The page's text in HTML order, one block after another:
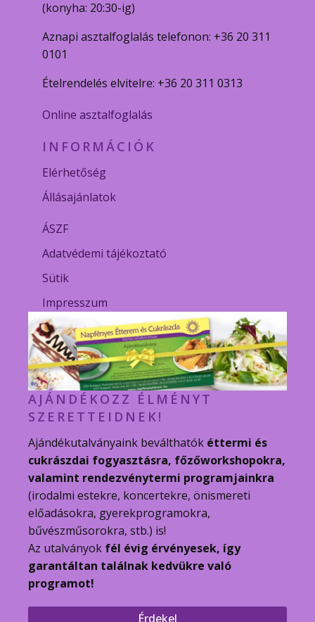
(konyha: 20:30-ig)
Aznapi asztalfoglalás telefonon: +36 20 311
0101
Ételrendelés elvitelre: +36 20 311 0313
Online asztalfoglalás
INFORMÁCIÓK
Elérhetőség
Állásajánlatok
ÁSZF
Adatvédemi tájékoztató
Sütik
Impresszum
AJÁNDÉKOZZ ÉLMÉNYT
SZERETTEIDNEK!
Ajándékutalványaink beválthatók éttermi és
cukrászdai fogyasztásra, főzőworkshopokra,
valamint rendezvénytermi programjainkra
(irodalmi estekre, koncertekre, önismereti
előadásokra, gyerekprogramokra,
bűvészműsorokra, stb.) is!
Az utalványok fél évig érvényesek, így
garantáltan találnak kedvükre való
programot!
Érdekel